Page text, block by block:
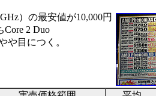
）の最安値が10,000円
2 Duo
や目につく。